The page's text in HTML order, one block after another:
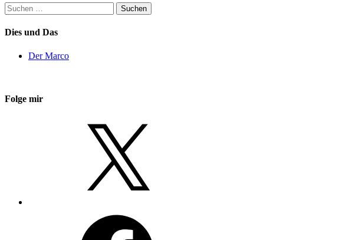
Suchen
nach:
Dies und Das
Der Marco
Folge mir